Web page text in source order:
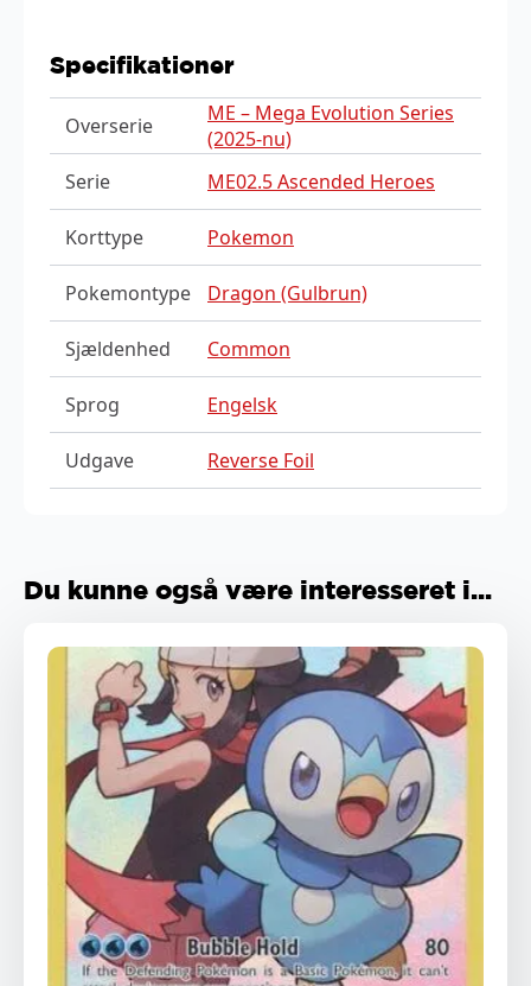
Specifikationer
Overserie
ME – Mega Evolution Series
(2025-nu)
Serie
ME02.5 Ascended Heroes
Korttype Pokemon
Pokemontype Dragon (Gulbrun)
Sjældenhed Common
Sprog Engelsk
Udgave Reverse Foil
Du kunne også være interesseret i...